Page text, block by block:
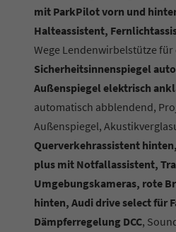
mit ParkPilot vorn und
Halteassistent,
Wege Lendenwirbelstütze für
Sicherheitsinnenspiegel
Außenspiegel elektrisch
automatisch abblendend,
Außenspiegel,
Querverkehrassistent
plus mit Notfallassistent,
Umgebungskameras, rote
hinten, Audi drive select für
Dämpferregelung DCC,